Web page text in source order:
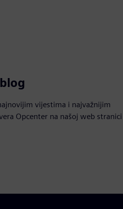
vijestima i najvažnijim
Opcenter na našoj web stranici